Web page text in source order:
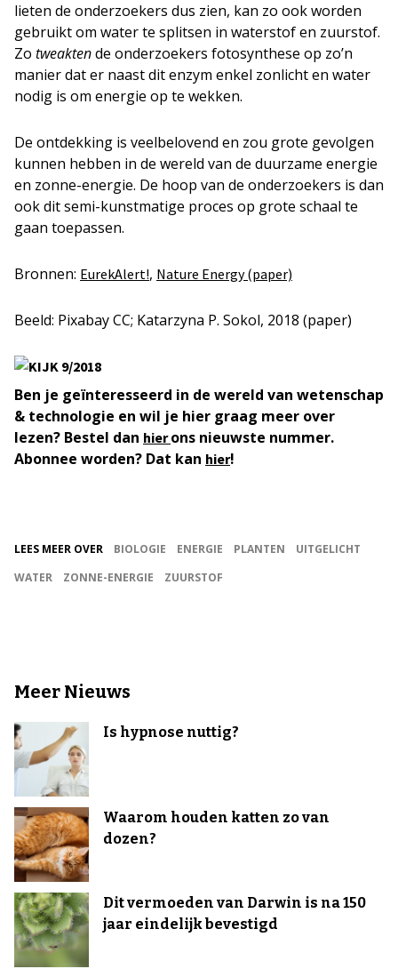
lieten de onderzoekers dus zien, kan zo ook worden
gebruikt om water te splitsen in waterstof en zuurstof.
Zo tweaktende onderzoekers fotosynthese op zo’n
manier dat er naast dit enzym enkel zonlicht en water
nodig is om energie op te wekken.
De ontdekking is veelbelovend en zou grote gevolgen
kunnen hebben in de wereld van de duurzame energie
en zonne-energie. De hoop van de onderzoekers is dan
ook dit semi-kunstmatige proces op grote schaal te
gaan toepassen.
Bronnen: EurekAlert!, Nature Energy (paper)
Beeld: Pixabay CC; Katarzyna P. Sokol, 2018 (paper)
Ben je geïnteresseerd in de wereld van wetenschap
& technologie en wil je hier graag meer over
lezen? Bestel dan hierons nieuwste nummer.
Abonnee worden? Dat kan hier!
LEES MEER OVER BIOLOGIE ENERGIE PLANTEN
UITGELICHT
WATER
ZONNE-ENERGIE ZUURSTOF
Meer Nieuws
Is hypnose nuttig?
Waarom houden katten zo van
dozen?
Dit vermoeden van Darwin is na 150
jaar eindelijk bevestigd